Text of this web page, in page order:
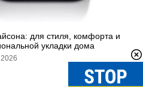
для стиля, комфорта и
укладки дома